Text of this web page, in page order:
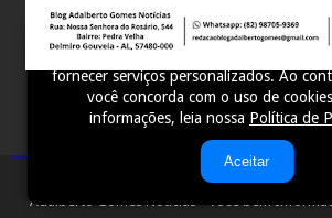
Este site utiliza cookies para melhorar
fornecer serviços personalizados. Ao
você concorda com o uso de
informações, leia nossa Política de
Aceitar
Adalberto Gomes Notícias - Você bem